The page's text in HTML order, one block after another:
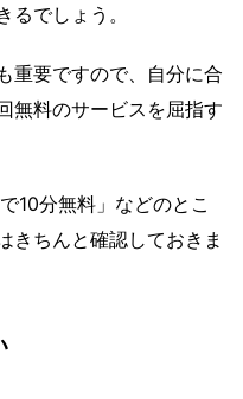
でしょう。
重要ですので、自分に合
無料のサービスを屈指す
10分無料」などのとこ
きちんと確認しておきま